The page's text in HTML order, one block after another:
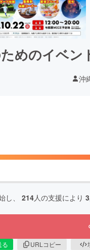
めのイベン
沖
し、 214人の支援により
る URLコピー